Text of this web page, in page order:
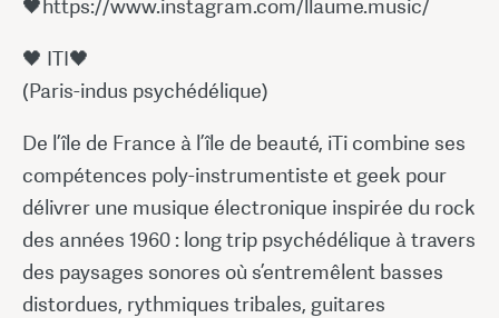
🖤https://www.instagram.com/llaume.music/
🖤 ITI🖤
(Paris-indus psychédélique)
De l’île de France à l’île de beauté, iTi combine ses
compétences poly-instrumentiste et geek pour
délivrer une musique électronique inspirée du rock
des années 1960 : long trip psychédélique à travers
des paysages sonores où s’entremêlent basses
distordues, rythmiques tribales, guitares